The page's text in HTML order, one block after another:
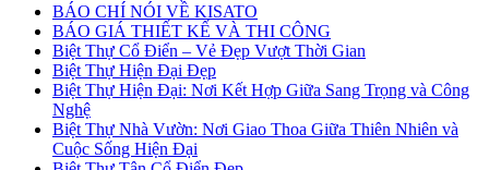
BÁO CHÍ NÓI VỀ KISATO
BÁO GIÁ THIẾT KẾ VÀ THI CÔNG
Biệt Thự Cổ Điển – Vẻ Đẹp Vượt Thời Gian
Biệt Thự Hiện Đại Đẹp
Biệt Thự Hiện Đại: Nơi Kết Hợp Giữa Sang Trọng và Công
Nghệ
Biệt Thự Nhà Vườn: Nơi Giao Thoa Giữa Thiên Nhiên và
Cuộc Sống Hiện Đại